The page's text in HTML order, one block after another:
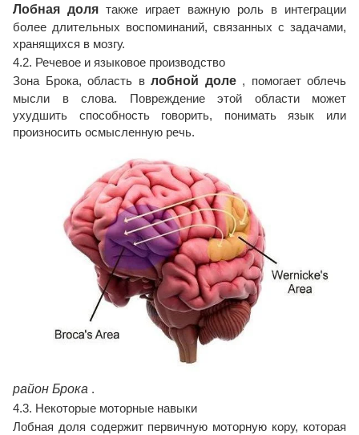
Лобная доля также играет важную роль в интеграции
более длительных воспоминаний, связанных с задачами,
хранящихся в мозгу.
4.2. Речевое и языковое производство
Зона Брока, область в лобной доле, помогает облечь
мысли в слова. Повреждение этой области может
ухудшить способность говорить, понимать язык или
произносить осмысленную речь.
район Брока .
4.3. Некоторые моторные навыки
Лобная доля содержит первичную моторную кору, которая